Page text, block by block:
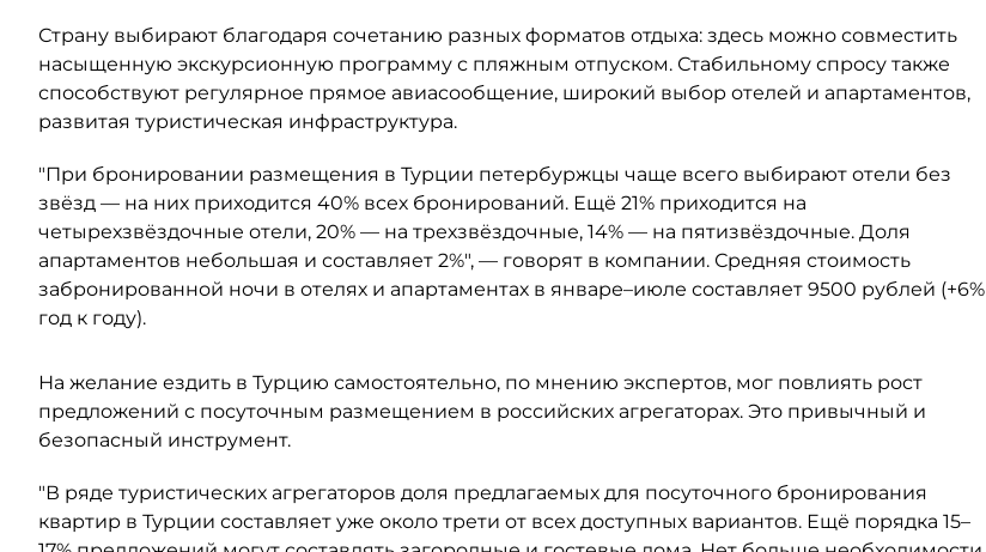
Страну выбирают благодаря сочетанию разных форматов отдыха: здесь можно совместить
насыщенную экскурсионную программу с пляжным отпуском. Стабильному спросу также
способствуют регулярное прямое авиасообщение, широкий выбор отелей и апартаментов,
развитая туристическая инфраструктура.
"При бронировании размещения в Турции петербуржцы чаще всего выбирают отели без
звёзд — на них приходится 40% всех бронирований. Ещё 21% приходится на
четырехзвёздочные отели, 20% — на трехзвёздочные, 14% — на пятизвёздочные. Доля
апартаментов небольшая и составляет 2%", — говорят в компании. Средняя стоимость
забронированной ночи в отелях и апартаментах в январе–июле составляет 9500 рублей (+6%
год к году).
На желание ездить в Турцию самостоятельно, по мнению экспертов, мог повлиять рост
предложений с посуточным размещением в российских агрегаторах. Это привычный и
безопасный инструмент.
"В ряде туристических агрегаторов доля предлагаемых для посуточного бронирования
квартир в Турции составляет уже около трети от всех доступных вариантов. Ещё порядка 15–